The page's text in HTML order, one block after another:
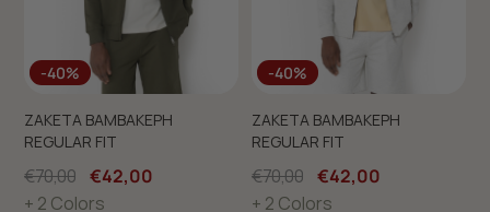
-40%
ΖΑΚΕΤΑ ΒΑΜΒΑΚΕΡΗ
REGULAR FIT
€70,00 €42,00
+ 2 Colors
-40%
ΖΑΚΕΤΑ ΒΑΜΒΑΚΕΡΗ
REGULAR FIT
€70,00 €42,00
+ 2 Colors